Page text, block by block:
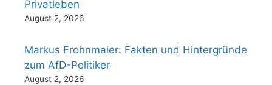
Privatleben
August 2, 2026
Markus Frohnmaier: Fakten und Hintergründe
zum AfD-Politiker
August 2, 2026